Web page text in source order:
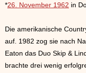
*26. November 1962 in
Die amerikanische
auf. 1982 zog sie nach
Eaton das Duo Skip &
brachte drei wenig